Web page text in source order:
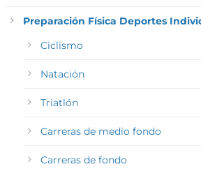
Preparación Física Deportes
Ciclismo
Natación
Triatlón
Carreras de medio fondo
Carreras de fondo